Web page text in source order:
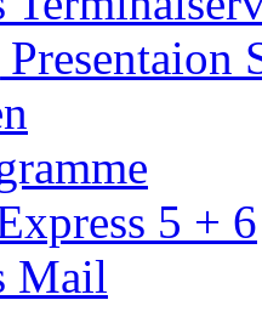
5 + 6
Mail